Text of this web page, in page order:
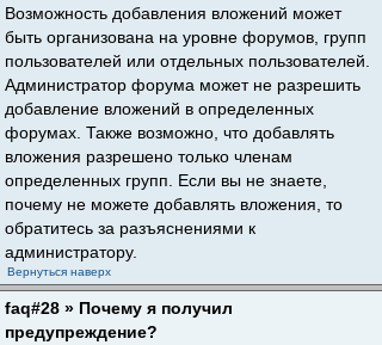
Возможность добавления вложений может
быть организована на уровне форумов, групп
пользователей или отдельных пользователей.
Администратор форума может не разрешить
добавление вложений в определенных
форумах. Также возможно, что добавлять
вложения разрешено только членам
определенных групп. Если вы не знаете,
почему не можете добавлять вложения, то
обратитесь за разъяснениями к
администратору.
Вернуться наверх
faq#28 » Почему я получил
предупреждение?